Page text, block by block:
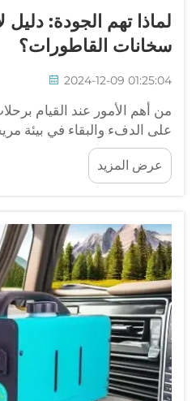
لماذا تهم الجودة: دليل
سخانات القاطورات؟
2024-12-09 01:25:04
من أهم الأمور عند القيام
على الدفء والبقاء في بيئة
في قاطورتك هو أفضل طريقة
والراحة. السخان الجيد لا
دفئك، بل يساعد أيضًا في
عرض المزيد